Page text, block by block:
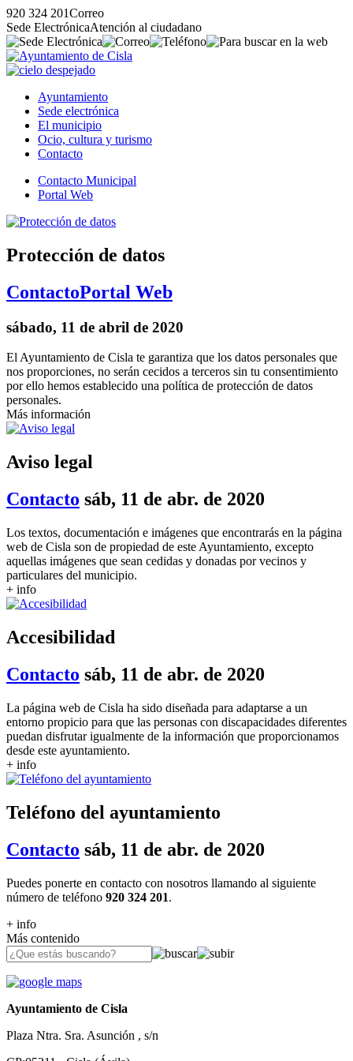
920 324 201Correo
Sede ElectrónicaAtención al ciudadano
Ayuntamiento
Sede electrónica
El municipio
Ocio, cultura y turismo
Contacto
Contacto Municipal
Portal Web
Protección de datos
ContactoPortal Web
sábado, 11 de abril de 2020
El Ayuntamiento de Cisla te garantiza que los datos personales que
nos proporciones, no serán cecidos a terceros sin tu consentimiento
por ello hemos establecido una política de protección de datos
personales.
Más información
Aviso legal
Contacto sáb, 11 de abr. de 2020
Los textos, documentación e imágenes que encontrarás en la página
web de Cisla son de propiedad de este Ayuntamiento, excepto
aquellas imágenes que sean cedidas y donadas por vecinos y
particulares del municipio.
+ info
Accesibilidad
Contacto sáb, 11 de abr. de 2020
La página web de Cisla ha sido diseñada para adaptarse a un
entorno propicio para que las personas con discapacidades diferentes
puedan disfrutar igualmente de la información que proporcionamos
desde este ayuntamiento.
+ info
Teléfono del ayuntamiento
Contacto sáb, 11 de abr. de 2020
Puedes ponerte en contacto con nosotros llamando al siguiente
número de teléfono 920 324 201.
+ info
Más contenido
Ayuntamiento de Cisla
Plaza Ntra. Sra. Asunción , s/n